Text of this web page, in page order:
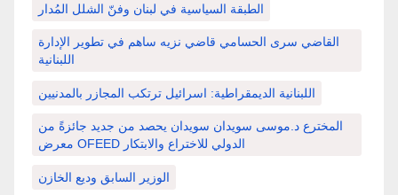
الطبقة السياسية في لبنان وفنّ الشلل المُدار
القاضي سرى الحسامي قاضي نزيه ساهم في تطوير الإدارة
اللبنانية
اللبنانية الديمقراطية: اسرائيل ترتكب المجازر بالمدنيين
المخترع د.موسى سويدان سويدان يحصد من جديد جائزةً من
معرض OFEED الدولي للاختراع والابتكار
الوزير السابق وديع الخازن